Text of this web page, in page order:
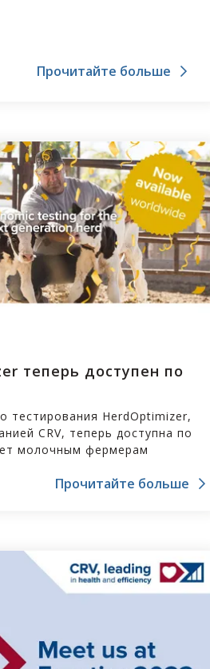
рынков
Прочитайте больше
теперь доступен по
тестирования HerdOptimizer,
CRV, теперь доступна по
молочным фермерам
Прочитайте больше